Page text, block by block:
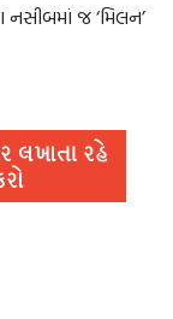
નસીબમાં જ ‘મિલન’